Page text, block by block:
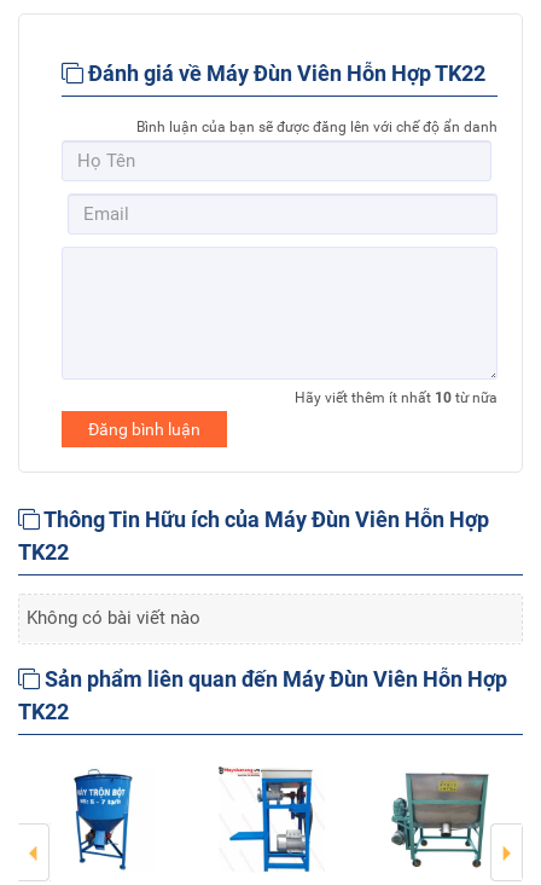
Đánh giá về Máy Đùn Viên Hỗn Hợp TK22
Bình luận của bạn sẽ được đăng lên với chế độ ẩn danh
Hãy viết thêm ít nhất 10 từ nữa
Đăng bình luận
Thông Tin Hữu ích của Máy Đùn Viên Hỗn Hợp
TK22
Không có bài viết nào
Sản phẩm liên quan đến Máy Đùn Viên Hỗn Hợp
TK22